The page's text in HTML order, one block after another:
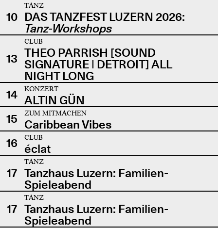
10
TANZ
DAS TANZFEST LUZERN 2026:
Tanz-Workshops
13
CLUB
THEO PARRISH [SOUND
SIGNATURE | DETROIT] ALL
NIGHT LONG
14
KONZERT
ALTIN GÜN
15
ZUM MITMACHEN
Caribbean Vibes
16
CLUB
éclat
17
TANZ
Tanzhaus Luzern: Familien-
Spieleabend
17
TANZ
Tanzhaus Luzern: Familien-
Spieleabend